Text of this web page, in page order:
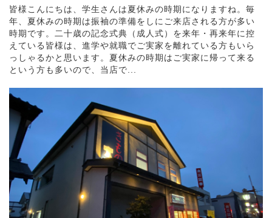
皆様こんにちは、学生さんは夏休みの時期になりますね。毎
年、夏休みの時期は振袖の準備をしにご来店される方が多い
時期です。二十歳の記念式典（成人式）を来年・再来年に控
えている皆様は、進学や就職でご実家を離れている方もいら
っしゃるかと思います。夏休みの時期はご実家に帰って来る
という方も多いので、当店で...